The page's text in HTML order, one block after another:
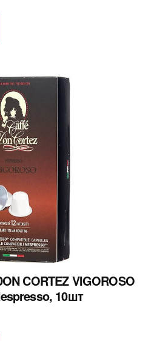
CORTEZ VIGOROSO
10шт